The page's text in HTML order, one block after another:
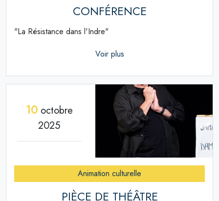
CONFÉRENCE
"La Résistance dans l'Indre"
Voir plus
10octobre
2025
Animation culturelle
PIÈCE DE THÉÂTRE